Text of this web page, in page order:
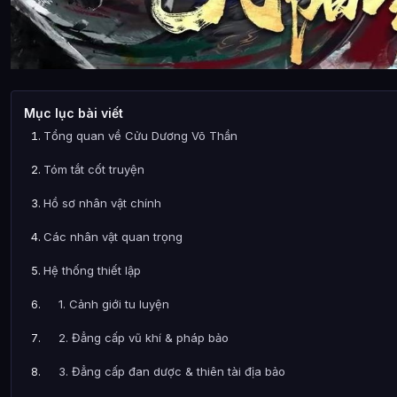
Mục lục bài viết
Tổng quan về Cửu Dương Võ Thần
Tóm tắt cốt truyện
Hồ sơ nhân vật chính
Các nhân vật quan trọng
Hệ thống thiết lập
1. Cảnh giới tu luyện
2. Đẳng cấp vũ khí & pháp bảo
3. Đẳng cấp đan dược & thiên tài địa bảo